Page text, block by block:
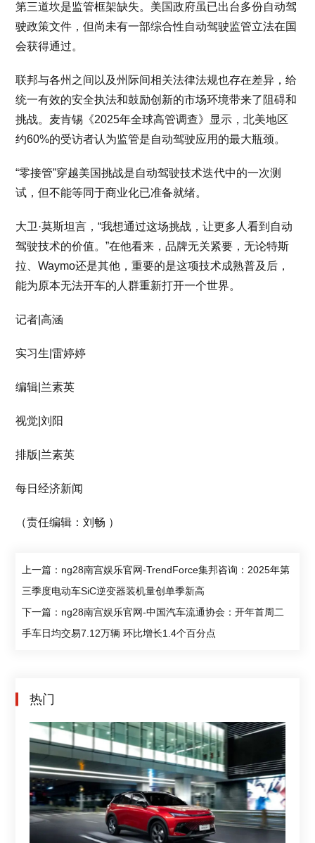
第三道坎是监管框架缺失。美国政府虽已出台多份自动驾
驶政策文件，但尚未有一部综合性自动驾驶监管立法在国
会获得通过。
联邦与各州之间以及州际间相关法律法规也存在差异，给
统一有效的安全执法和鼓励创新的市场环境带来了阻碍和
挑战。麦肯锡《2025年全球高管调查》显示，北美地区
约60%的受访者认为监管是自动驾驶应用的最大瓶颈。
“零接管”穿越美国挑战是自动驾驶技术迭代中的一次测
试，但不能等同于商业化已准备就绪。
大卫·莫斯坦言，“我想通过这场挑战，让更多人看到自动
驾驶技术的价值。”在他看来，品牌无关紧要，无论特斯
拉、Waymo还是其他，重要的是这项技术成熟普及后，
能为原本无法开车的人群重新打开一个世界。
记者|高涵
实习生|雷婷婷
编辑|兰素英
视觉|刘阳
排版|兰素英
每日经济新闻
（责任编辑：刘畅 ）
上一篇：ng28南宫娱乐官网-TrendForce集邦咨询：2025年第
三季度电动车SiC逆变器装机量创单季新高
下一篇：ng28南宫娱乐官网-中国汽车流通协会：开年首周二
手车日均交易7.12万辆 环比增长1.4个百分点
热门